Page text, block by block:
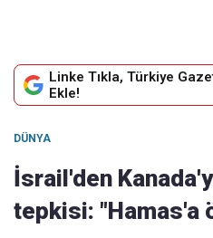
Linke Tıkla, Türkiye
Ekle!
DÜNYA
İsrail'den
tepkisi: "Hamas'a